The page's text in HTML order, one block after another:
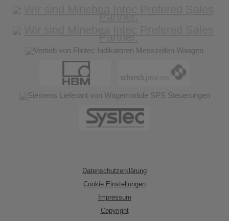
Datenschutzerklärung
Cookie Einstellungen
Impressum
Copyright